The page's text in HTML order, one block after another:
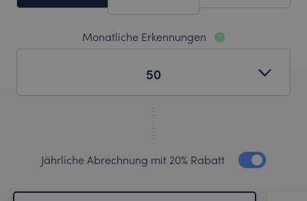
Monatliche Erkennungen ?
50
Jährliche Abrechnung mit 20% Rabatt